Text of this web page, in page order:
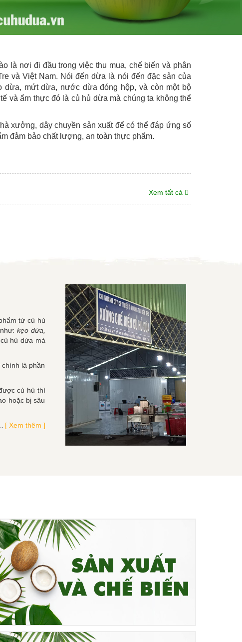
là nơi đi đầu trong việc thu mua, chế biến và phân
và Việt Nam. Nói đến dừa là nói đến đặc sản của
mứt dừa, nước dừa đóng hộp, và còn một bộ
và ẩm thực đó là củ hủ dừa mà chúng ta không thể
xưởng, dây chuyền sản xuất để có thể đáp ứng số
đảm bảo chất lượng, an toàn thực phẩm.
Xem tất cả
từ củ hủ
kẹo dừa,
hủ dừa mà
là phần
củ hủ thì
hoặc bị sâu
[ Xem thêm ]